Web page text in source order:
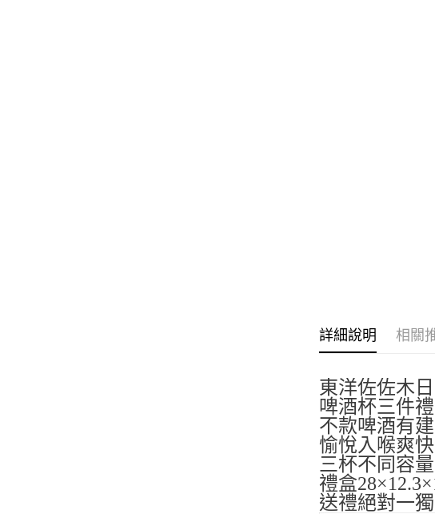
詳細說明 相關
東洋佐佐木
啤酒杯三件
不款啤酒有
愉悅入喉爽
三杯不同容
禮盒
送禮絕對一